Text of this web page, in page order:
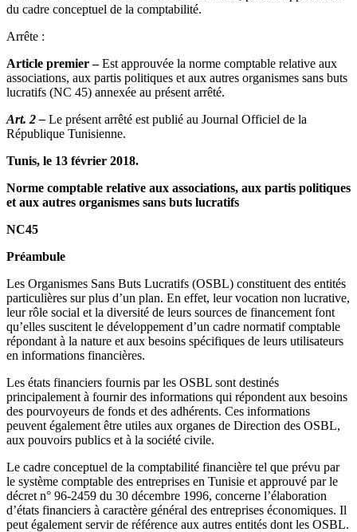
du cadre conceptuel de la comptabilité.
Arrête :
Article premier –Est approuvée la norme comptable relative aux
associations, aux partis politiques et aux autres organismes sans buts
lucratifs (NC 45) annexée au présent arrêté.
Art. 2 – Le présent arrêté est publié au Journal Officiel de la
République Tunisienne.
Tunis, le 13 février 2018.
Norme comptable relative aux associations, aux partis politiques
et aux autres organismes sans buts lucratifs
NC45
Préambule
Les Organismes Sans Buts Lucratifs (OSBL) constituent des entités
particulières sur plus d’un plan. En effet, leur vocation non lucrative,
leur rôle social et la diversité de leurs sources de financement font
qu’elles suscitent le développement d’un cadre normatif comptable
répondant à la nature et aux besoins spécifiques de leurs utilisateurs
en informations financières.
Les états financiers fournis par les OSBL sont destinés
principalement à fournir des informations qui répondent aux besoins
des pourvoyeurs de fonds et des adhérents. Ces informations
peuvent également être utiles aux organes de Direction des OSBL,
aux pouvoirs publics et à la société civile.
Le cadre conceptuel de la comptabilité financière tel que prévu par
le système comptable des entreprises en Tunisie et approuvé par le
décret n° 96-2459 du 30 décembre 1996, concerne l’élaboration
d’états financiers à caractère général des entreprises économiques. Il
peut également servir de référence aux autres entités dont les OSBL.